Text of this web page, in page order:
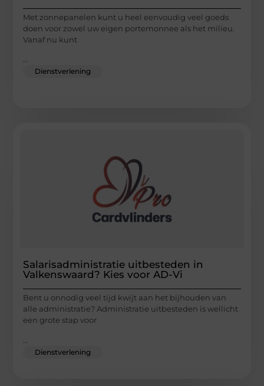
Met zonnepanelen kunt u heel eenvoudig veel goeds
doen voor zowel uw eigen portemonnee als het milieu.
Vanaf nu kunt
...
Dienstverlening
Salarisadministratie uitbesteden in
Valkenswaard? Kies voor AD-Vi
Bent u onnodig veel tijd kwijt aan het bijhouden van
alle administratie? Administratie uitbesteden is wellicht
een grote stap voor
Dienstverlening